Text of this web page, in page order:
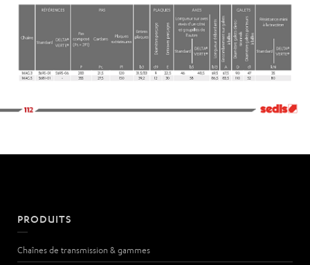
PRODUITS
Chaînes de transmission & gammes